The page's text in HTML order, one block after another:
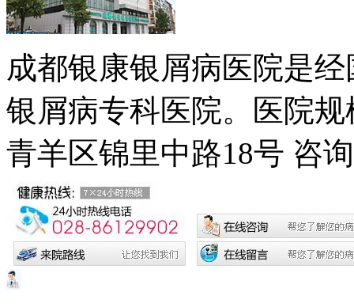
成都银康银屑病医院是
银屑病专科医院。医院规
青羊区锦里中路18号 咨